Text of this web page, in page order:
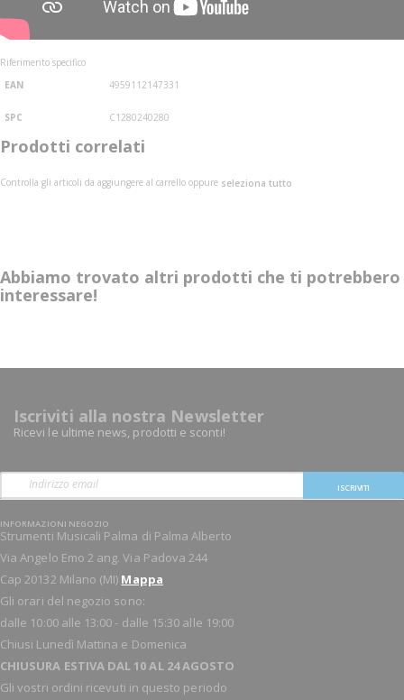
Riferimento specifico
EAN
4959112147331
SPC C1280240280
Prodotti correlati
Controlla gli articoli da aggiungere al carrello oppure seleziona tutto
Abbiamo trovato altri prodotti che ti potrebbero
interessare!
Iscriviti alla nostra Newsletter
Ricevi le ultime news, prodotti e sconti!
ISCRIVITI
INFORMAZIONI NEGOZIO
Strumenti Musicali Palma di Palma Alberto
Via Angelo Emo 2 ang. Via Padova 244
Cap 20132 Milano (MI) Mappa
Gli orari del negozio sono:
dalle 10:00 alle 13:00 - dalle 15:30 alle 19:00
Chiusi Lunedì Mattina e Domenica
CHIUSURA ESTIVA DAL 10 AL 24 AGOSTO
Gli vostri ordini ricevuti in questo periodo